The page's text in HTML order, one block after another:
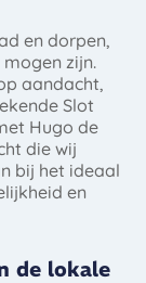
en dorpen,
zijn.
aandacht,
Slot
Hugo de
die wij
bij het ideaal
en
de lokale